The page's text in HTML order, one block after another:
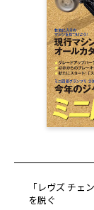
「レヴズ チェ
を脱ぐ